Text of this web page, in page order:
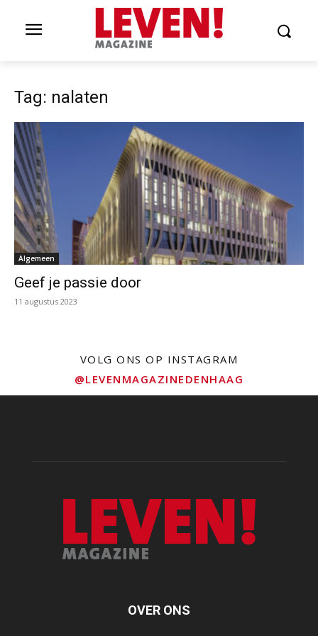
Tag: nalaten
Algemeen
Geef je passie door
11 augustus 2023
VOLG ONS OP INSTAGRAM
@LEVENMAGAZINEDENHAAG
OVER ONS